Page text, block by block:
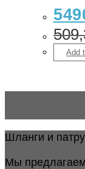
Add
Шланги и
Мы предлагаем